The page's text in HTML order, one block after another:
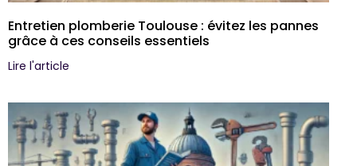
Entretien plomberie Toulouse : évitez les pannes
grâce à ces conseils essentiels
Lire l'article